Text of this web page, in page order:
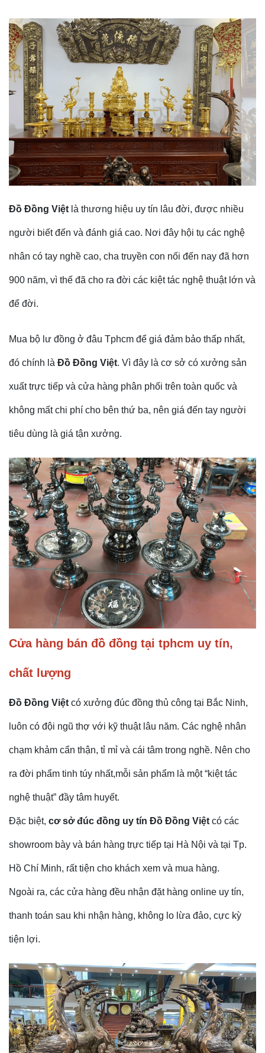
Đồ Đồng Việt là thương hiệu uy tín lâu đời, được nhiều
người biết đến và đánh giá cao. Nơi đây hội tụ các nghệ
nhân có tay nghề cao, cha truyền con nối đến nay đã hơn
900 năm, vì thế đã cho ra đời các kiệt tác nghệ thuật lớn và
để đời.
Mua bộ lư đồng ở đâu Tphcm để giá đảm bảo thấp nhất,
đó chính là Đồ Đồng Việt. Vì đây là cơ sở có xưởng sản
xuất trực tiếp và cửa hàng phân phối trên toàn quốc và
không mất chi phí cho bên thứ ba, nên giá đến tay người
tiêu dùng là giá tận xưởng.
Cửa hàng bán đồ đồng tại tphcm uy tín,
chất lượng
Đồ Đồng Việt có xưởng đúc đồng thủ công tại Bắc Ninh,
luôn có đội ngũ thợ với kỹ thuật lâu năm. Các nghệ nhân
chạm khảm cẩn thận, tỉ mỉ và cái tâm trong nghề. Nên cho
ra đời phẩm tinh túy nhất,mỗi sản phẩm là một “kiệt tác
nghệ thuật” đầy tâm huyết.
Đặc biệt, cơ sở đúc đồng uy tín Đồ Đồng Việt có các
showroom bày và bán hàng trực tiếp tại Hà Nội và tại Tp.
Hồ Chí Minh, rất tiện cho khách xem và mua hàng.
Ngoài ra, các cửa hàng đều nhận đặt hàng online uy tín,
thanh toán sau khi nhận hàng, không lo lừa đảo, cực kỳ
tiện lợi.